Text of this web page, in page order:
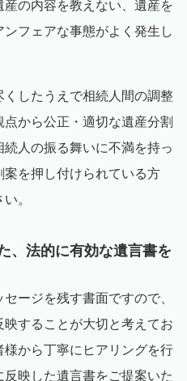
の内容を教えない、遺産を
フェアな事態がよく発生し
したうえで相続人間の調整
から公正・適切な遺産分割
人の振る舞いに不満を持っ
を押し付けられている方
。
、法的に有効な遺言書を
ージを残す書面ですので、
することが大切と考えてお
から丁寧にヒアリングを行
映した遺言書をご提案いた